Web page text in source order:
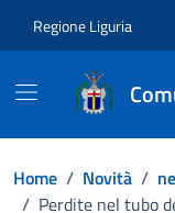
Regione Liguria
Home / Novità /
/ Perdite nel tubo